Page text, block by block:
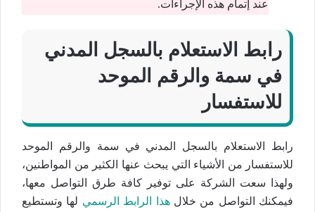
عند إتمام هذه الإجراءات.
رابط الاستعلام بالسجل المدني
في سمة والرقم الموحد
للاستفسار
رابط الاستعلام بالسجل المدني في سمة والرقم الموحد
للاستفسار من الأشياء التي يبحث عنها الكثير من المواطنين،
ولهذا سعت الشركة على توفير كافة طرق التواصل معها،
فيمكنك التواصل من خلالهذا الرابط الرسمي لها وتستطيع